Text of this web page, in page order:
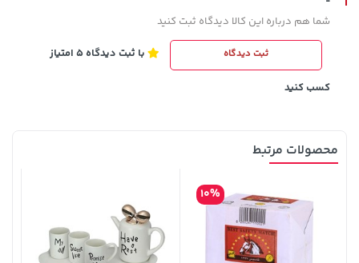
104,880,000 تومان خرید
242,000 تومان
شما هم درباره این کالا دیدگاه ثبت کنید
ثبت دیدگاه با ثبت دیدگاه 5 امتیاز
کسب کنید
محصولات مرتبط
10%